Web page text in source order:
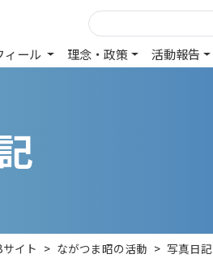
ィール 理念・政策 活動報告
イト > ながつま昭の活動 > 写真日記